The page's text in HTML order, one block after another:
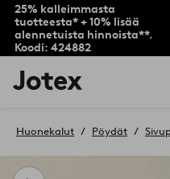
25% kalleimmasta
tuotteesta* + 10% lisää
alennetuista hinnoista**.
Koodi: 424882
Jotex-
logo
aloitussivulle
Huonekalut Pöydät